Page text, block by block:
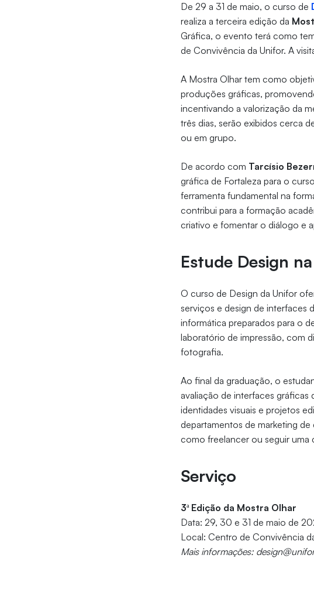
De 29 a 31 de maio, o curso de
realiza a terceira edição da
Gráfica, o evento terá como
de Convivência da Unifor. A
A Mostra Olhar tem como
produções gráficas,
incentivando a valorização da
três dias, serão exibidos cerca
ou em grupo.
De acordo com Tarcísio
gráfica de Fortaleza para o
ferramenta fundamental na
contribui para a formação
criativo e fomentar o diálogo e
Estude Design
O curso de Design da Unifor
serviços e design de interfaces
informática preparados para o
laboratório de impressão, com
fotografia.
Ao final da graduação, o
avaliação de interfaces
identidades visuais e projetos
departamentos de marketing
como freelancer ou seguir uma
Serviço
3ª Edição da Mostra Olhar
Data: 29, 30 e 31 de maio de
Local: Centro de Convivência
Mais informações: